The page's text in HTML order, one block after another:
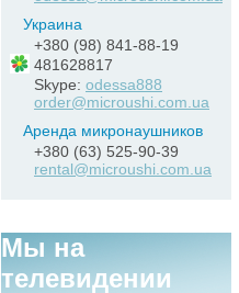
Украина
+380 (98) 841-88-19
481628817
Skype: odessa888
order@microushi.com.ua
Аренда микронаушников
+380 (63) 525-90-39
rental@microushi.com.ua
Мы на
телевидении